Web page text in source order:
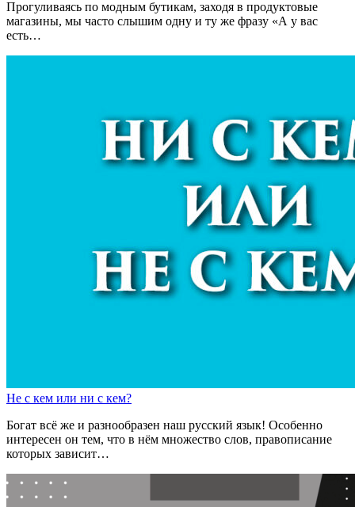
Прогуливаясь по модным бутикам, заходя в продуктовые
магазины, мы часто слышим одну и ту же фразу «А у вас
есть…
Не с кем или ни с кем?
Богат всё же и разнообразен наш русский язык! Особенно
интересен он тем, что в нём множество слов, правописание
которых зависит…